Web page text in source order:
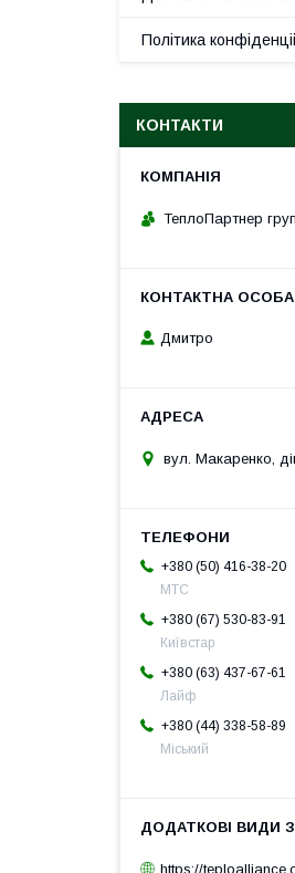
Політика
КОНТАКТИ
ТеплоПартнер
Дмитро
вул. Макаренко,
+380 (50) 416-38-20
МТС
+380 (67) 530-83-91
Київстар
+380 (63) 437-67-61
Лайф
+380 (44) 338-58-89
Міський
https://